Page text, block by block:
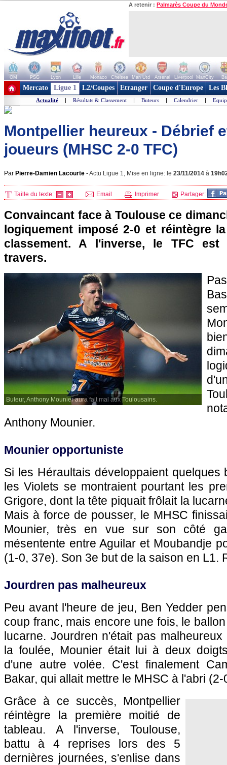
A retenir : Palmarès Coupe du
OM PSG Lyon Lille Monaco Chelsea Man Utd Arsenal Liverpool ManCity
+ de clubs
Mercato Ligue 1 L2/Coupes Etranger Coupe d'Europe Les
Actualité | Résultats & Classement | Buteurs | Calendrier |
Montpellier heureux - Débrief
joueurs (MHSC 2-0 TFC)
Par Pierre-Damien Lacourte -Actu Ligue 1, Mise en ligne: le 23/11/2014 à
Taille du texte: Email Imprimer Partager:
Convaincant face à Toulouse ce
logiquement imposé 2-0 et réintègre
classement. A l'inverse, le TFC est
travers.
Buteur, Anthony Mounier aura fait mal aux Toulousains.
Anthony Mounier.
Mounier opportuniste
Si les Héraultais développaient quelques
les Violets se montraient pourtant les
Grigore, dont la tête piquait frôlait la
Mais à force de pousser, le MHSC
Mounier, très en vue sur son côté
mésentente entre Aguilar et Moubandje
(1-0, 37e). Son 3e but de la saison en L1.
Jourdren pas malheureux
Peu avant l'heure de jeu, Ben Yedder
coup franc, mais encore une fois, le
lucarne. Jourdren n'était pas
la foulée, Mounier était lui à deux
d'une autre volée. C'est finalement
Bakar, qui allait mettre le MHSC à l'abri (2-
Grâce à ce succès, Montpellier
réintègre la première moitié de
tableau. A l'inverse, Toulouse,
battu à 4 reprises lors des 5
dernières journées, s'enlise dans